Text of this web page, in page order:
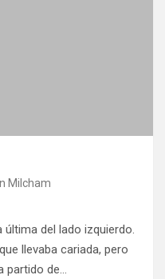
Milcham
del lado izquierdo.
llevaba cariada, pero
partido de…